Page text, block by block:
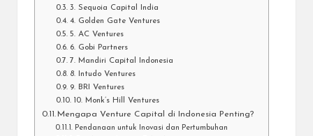
3. Sequoia Capital India
4. Golden Gate Ventures
5. AC Ventures
6. Gobi Partners
7. Mandiri Capital Indonesia
8. Intudo Ventures
9. BRI Ventures
10. Monk’s Hill Ventures
Mengapa Venture Capital di Indonesia Penting?
Pendanaan untuk Inovasi dan Pertumbuhan